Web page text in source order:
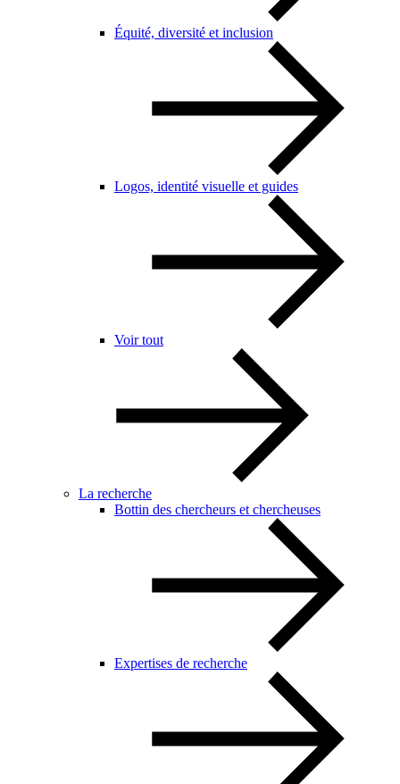
Équité, diversité et inclusion
Logos, identité visuelle et guides
Voir tout
La recherche
Bottin des chercheurs et chercheuses
Expertises de recherche